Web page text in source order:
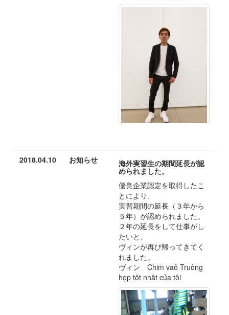
2018.04.10 お知らせ 海外実習生の期間延長が認
められました。
優良企業認定を取得したこ
とにより、
実習期間の延長（３年から
５年）が認められました。
２年の延長をして仕事がし
たいと、
ヴィンが再び帰ってきてく
れました。
ヴィン Chim vaô Truông
họp tôt nhât của tôi